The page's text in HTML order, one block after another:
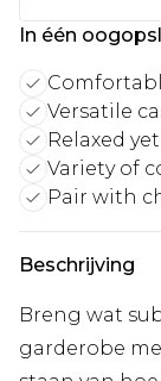
In één
Versatile
Relaxed
Variety of
Pair with
Beschrijving
Breng wat
garderobe